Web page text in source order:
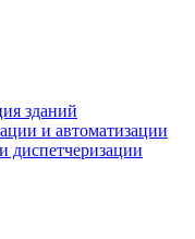
зданий
и автоматизации
диспетчеризации